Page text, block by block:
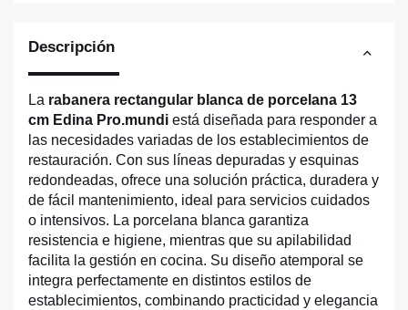
Descripción
La rabanera rectangular blanca de porcelana 13
cm Edina Pro.mundi está diseñada para responder a
las necesidades variadas de los establecimientos de
restauración. Con sus líneas depuradas y esquinas
redondeadas, ofrece una solución práctica, duradera y
de fácil mantenimiento, ideal para servicios cuidados
o intensivos. La porcelana blanca garantiza
resistencia e higiene, mientras que su apilabilidad
facilita la gestión en cocina. Su diseño atemporal se
integra perfectamente en distintos estilos de
establecimientos, combinando practicidad y elegancia